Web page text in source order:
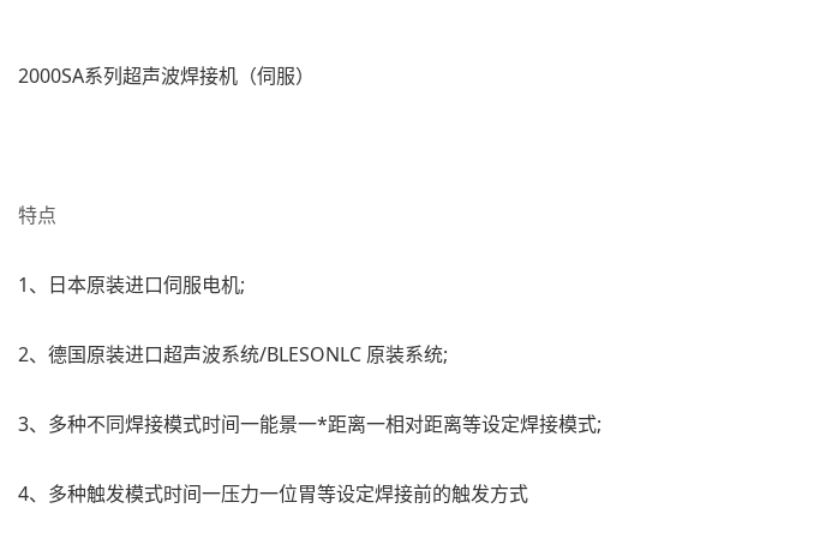
2000SA系列超声波焊接机（伺服）
特点
1、日本原装进口伺服电机;
2、德国原装进口超声波系统/BLESONLC 原装系统;
3、多种不同焊接模式时间一能景一*距离一相对距离等设定焊接模式;
4、多种触发模式时间一压力一位胃等设定焊接前的触发方式